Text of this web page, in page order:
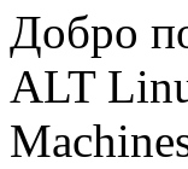
Добро
ALT